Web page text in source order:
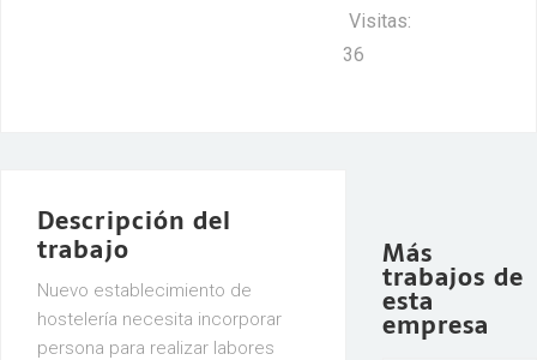
Visitas:
36
Descripción del
trabajo
Nuevo establecimiento de
hostelería necesita incorporar
persona para realizar labores
Más
trabajos de
esta
empresa